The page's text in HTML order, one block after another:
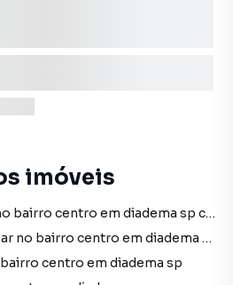
imóveis
Apartamento à venda no bairro centro em diadema sp com 2 vagas
Apartamento para alugar no bairro centro em diadema sp com 2 vagas
centro em diadema sp